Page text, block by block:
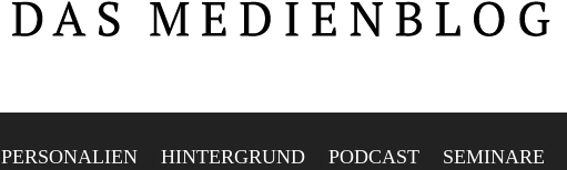
PERSONALIEN HINTERGRUND PODCAST SEMINARE